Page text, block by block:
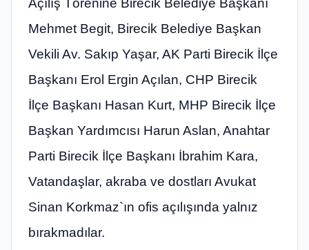
Mehmet Begit, Birecik Belediye Başkan
Vekili Av. Sakıp Yaşar, AK Parti Birecik İlçe
Başkanı Erol Ergin Açılan, CHP Birecik
İlçe Başkanı Hasan Kurt, MHP Birecik İlçe
Başkan Yardımcısı Harun Aslan, Anahtar
Parti Birecik İlçe Başkanı İbrahim Kara,
Vatandaşlar, akraba ve dostları Avukat
Sinan Korkmaz`ın ofis açılışında yalnız
bırakmadılar.